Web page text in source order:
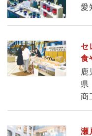
愛
セ
食
鹿
県
商
瀬